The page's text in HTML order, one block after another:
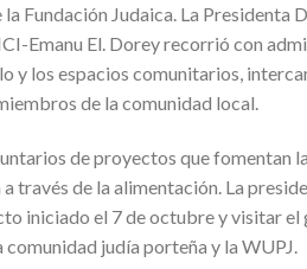
Fundación Judaica. La
Emanu El. Dorey recorrió con
y los espacios comunitarios,
de la comunidad local.
de proyectos que fomentan
través de la alimentación. La
iniciado el 7 de octubre y visitar
judía porteña y la WUPJ.